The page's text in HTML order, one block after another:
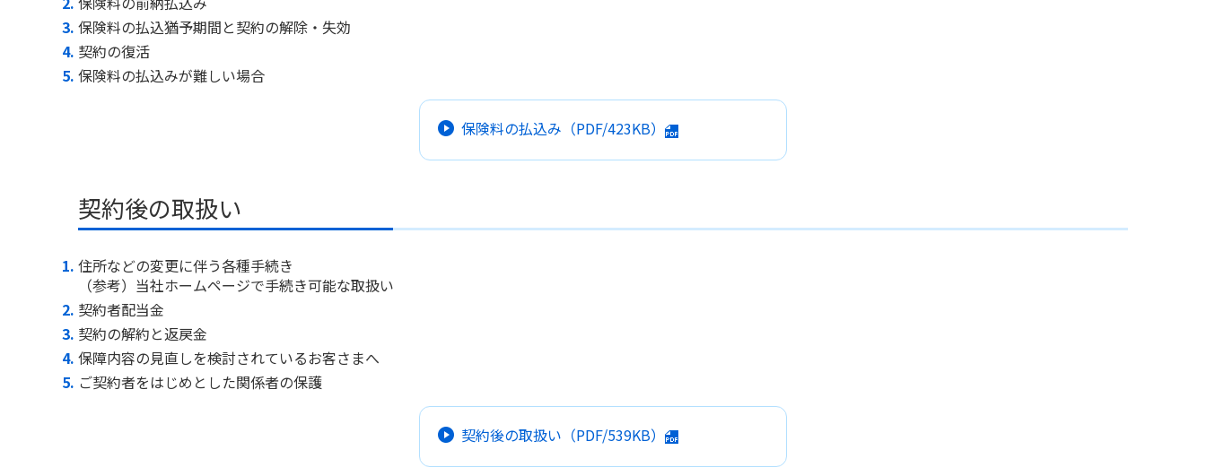
保険料の払込猶予期間と契約の解除・失効
契約の復活
保険料の払込みが難しい場合
保険料の払込み （PDF/423KB）
契約後の取扱い
住所などの変更に伴う各種手続き
（参考）当社ホームページで手続き可能な取扱い
契約者配当金
契約の解約と返戻金
保障内容の見直しを検討されているお客さまへ
ご契約者をはじめとした関係者の保護
契約後の取扱い （PDF/539KB）